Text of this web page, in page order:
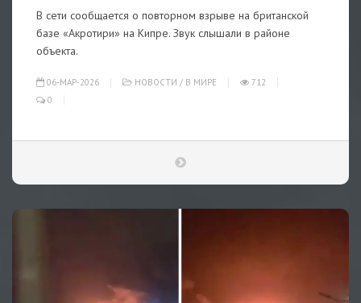
В сети сообщается о повторном взрыве на британской
базе «Акротири» на Кипре. Звук слышали в районе
объекта.
06-МАР-2026 НОВОСТИ / В МИРЕ
712
0